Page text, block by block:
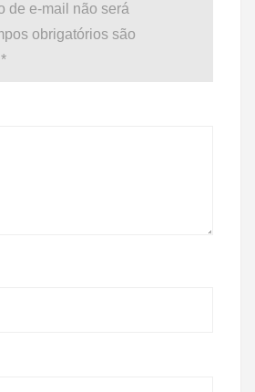
de e-mail não será
obrigatórios são
*